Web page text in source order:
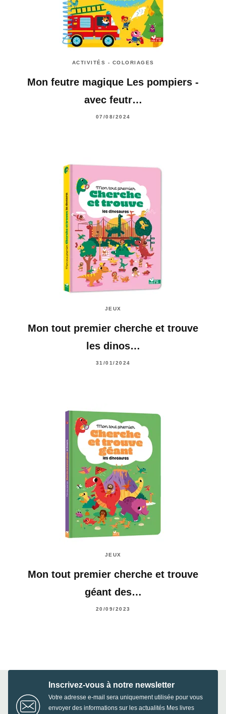
ACTIVITÉS - COLORIAGES
Mon feutre magique Les pompiers -
avec feutr…
07/08/2024
JEUX
Mon tout premier cherche et trouve
les dinos…
31/01/2024
JEUX
Mon tout premier cherche et trouve
géant des…
20/09/2023
Inscrivez-vous à notre newsletter
Votre adresse e-mail sera uniquement utilisée pour vous
envoyer des informations sur les actualités Mes livres